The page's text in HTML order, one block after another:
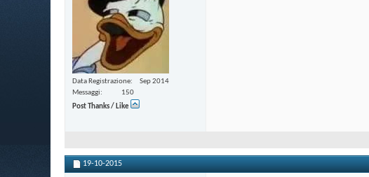
Data Registrazione
Sep 2014
Messaggi
150
Post Thanks / Like
19-10-2015